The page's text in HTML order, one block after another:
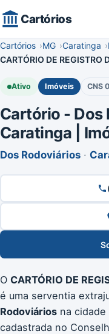
Cartórios
Cartórios MG Caratinga
CARTÓRIO DE REGISTRO
Ativo Imóveis CNS
Cartório - Dos
Caratinga |
Dos Rodoviários ·
O CARTÓRIO DE
é uma serventia
Rodoviários na cidade
cadastrada no